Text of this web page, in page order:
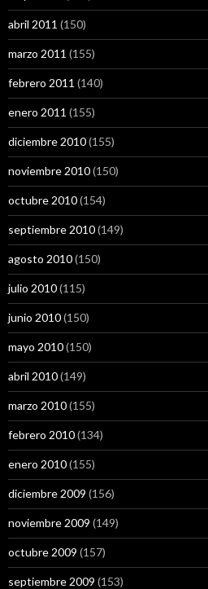
abril 2011 (150)
marzo 2011 (155)
febrero 2011 (140)
enero 2011 (155)
diciembre 2010(155)
noviembre 2010(150)
octubre 2010(154)
septiembre 2010(149)
agosto 2010(150)
julio 2010(115)
junio 2010(150)
mayo 2010(150)
abril 2010(149)
marzo 2010(155)
febrero 2010(134)
enero 2010(155)
diciembre 2009 (156)
noviembre 2009 (149)
octubre 2009 (157)
septiembre 2009 (153)